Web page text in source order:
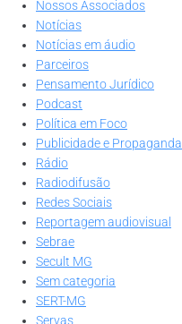
Nossos Associados
Notícias
Notícias em áudio
Parceiros
Pensamento Jurídico
Podcast
Política em Foco
Publicidade e Propaganda
Rádio
Radiodifusão
Redes Sociais
Reportagem audiovisual
Sebrae
Secult MG
Sem categoria
SERT-MG
Servas